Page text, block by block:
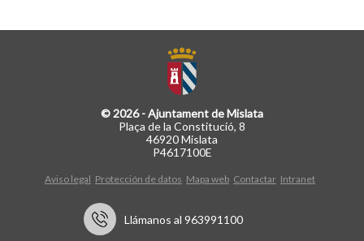
© 2026 - Ajuntament de Mislata
Plaça de la Constitució, 8
46920 Mislata
P4617100E
Aviso legal Protección de datos Mapa web Contactar Intranet
Llámanos al 963991100